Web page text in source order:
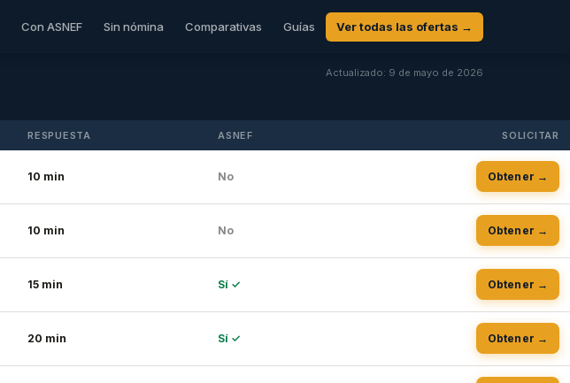
Con ASNEF Sin nómina Comparativas Guías Ver todas las ofertas →
Actualizado: 9 de mayo de 2026
RESPUESTA ASNEF SOLICITAR
10 min No Obtener →
10 min No Obtener →
15 min Sí ✓ Obtener →
20 min Sí ✓ Obtener →